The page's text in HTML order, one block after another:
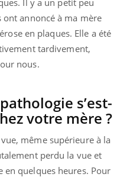
ont annoncé à ma mère
en plaques. Elle a été
tardivement,
nous.
s’est-
votre mère ?
même supérieure à la
perdu la vue et
en quelques heures. Pour